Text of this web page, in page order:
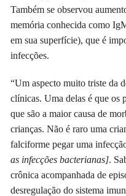
Também se observou
memória conhecida como
em sua superfície), que é
infecções.
“Um aspecto muito triste da
clínicas. Uma delas é que os
que são a maior causa de
crianças. Não é raro uma
falciforme pegar uma
as infecções bacterianas].
crônica acompanhada de
desregulação do sistema